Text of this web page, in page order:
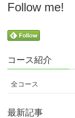
Follow me!
コース紹介
全コース
最新記事